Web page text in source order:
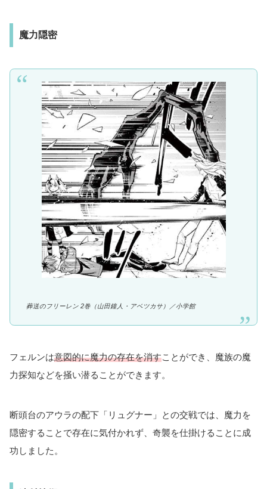
魔力隠密
葬送のフリーレン 2巻（山田鐘人・アベツカサ）／小学館
フェルンは意図的に魔力の存在を消すことができ、魔族の魔
力探知などを掻い潜ることができます。
断頭台のアウラの配下「リュグナー」との交戦では、魔力を
隠密することで存在に気付かれず、奇襲を仕掛けることに成
功しました。